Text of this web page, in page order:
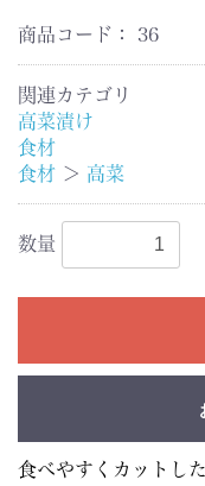
商品コード： 36
関連カテゴリ
高菜漬け
食材
食材 ＞ 高菜
数量
食べやすくカットし